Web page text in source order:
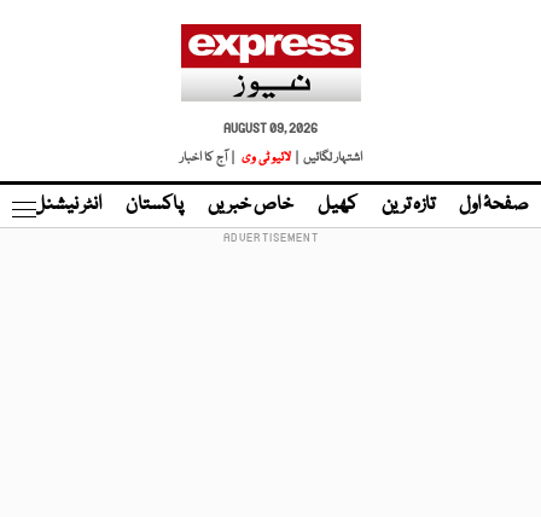
AUGUST 09, 2026
اشتہار لگائیں |
لائیو ٹی وی | آج کا اخبار
صفحۂ اول تازہ ترین کھیل خاص خبریں پاکستان انٹر نیشنل